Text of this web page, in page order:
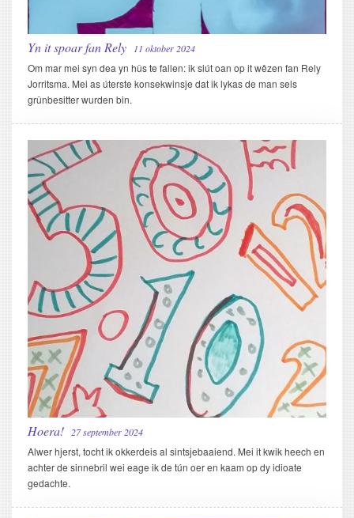
Yn it spoar fan Rely 11 oktober 2024
Om mar mei syn dea yn hûs te fallen: ik slút oan op it wêzen fan Rely
Jorritsma. Mei as úterste konsekwinsje dat ik lykas de man sels
grûnbesitter wurden bin.
Hoera! 27 september 2024
Alwer hjerst, tocht ik okkerdeis al sintsjebaaiend. Mei it kwik heech en
achter de sinnebril wei eage ik de tún oer en kaam op dy idioate
gedachte.